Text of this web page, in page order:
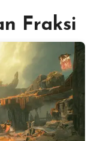
Fraksi